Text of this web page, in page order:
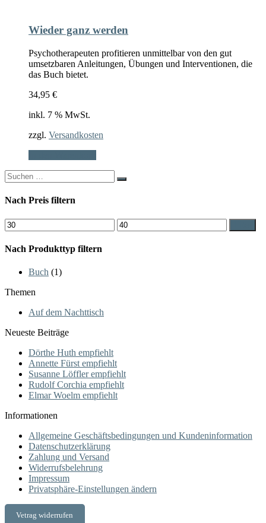
Wieder ganz werden
Psychotherapeuten profitieren unmittelbar von den gut
umsetzbaren Anleitungen, Übungen und Interventionen, die
das Buch bietet.
34,95 €
inkl. 7 % MwSt.
zzgl. Versandkosten
Search
for:
Nach Preis filtern
Min.
Preis
Max.
Preis
Nach Produkttyp filtern
Buch (1)
Themen
Auf dem Nachttisch
Neueste Beiträge
Dörthe Huth empfiehlt
Annette Fürst empfiehlt
Susanne Löffler empfiehlt
Rudolf Corchia empfiehlt
Elmar Woelm empfiehlt
Informationen
Allgemeine Geschäftsbedingungen und Kundeninformation
Datenschutzerklärung
Zahlung und Versand
Widerrufsbelehrung
Impressum
Privatsphäre-Einstellungen ändern
Vetrag widerrufen